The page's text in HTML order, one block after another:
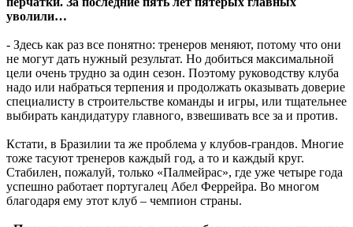
уволили…
- Здесь как раз все понятно: тренеров меняют, потому что они
не могут дать нужный результат. Но добиться максимальной
цели очень трудно за один сезон. Поэтому руководству клуба
надо или набраться терпения и продолжать оказывать доверие
специалисту в строительстве команды и игры, или тщательнее
выбирать кандидатуру главного, взвешивать все за и против.
Кстати, в Бразилии та же проблема у клубов-грандов. Многие
тоже тасуют тренеров каждый год, а то и каждый круг.
Стабилен, пожалуй, только «Палмейрас», где уже четыре года
успешно работает португалец Абел Феррейра. Во многом
благодаря ему этот клуб – чемпион страны.